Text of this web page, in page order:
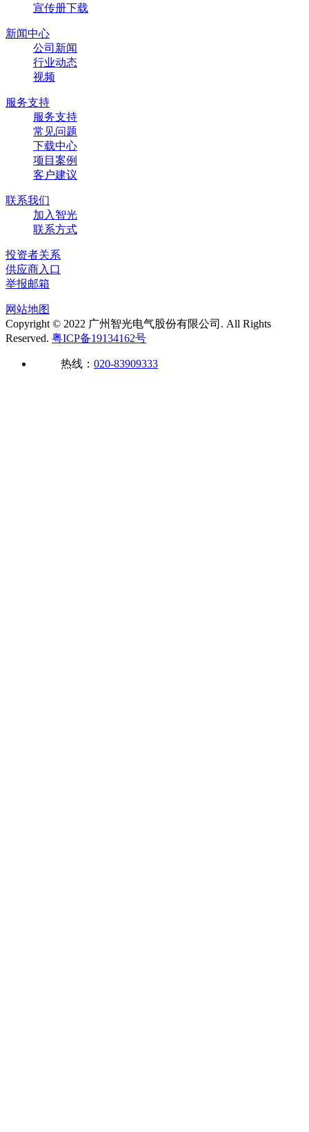
宣传册下载
新闻中心
公司新闻
行业动态
视频
服务支持
服务支持
常见问题
下载中心
项目案例
客户建议
联系我们
加入智光
联系方式
投资者关系
供应商入口
举报邮箱
网站地图
Copyright © 2022 广州智光电气股份有限公司. All Rights
Reserved. 粤ICP备19134162号
热线： 020-83909333